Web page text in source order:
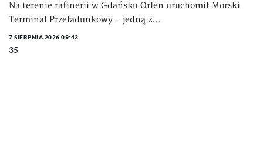
Na terenie rafinerii w Gdańsku Orlen uruchomił Morski
Terminal Przeładunkowy – jedną z...
7 SIERPNIA 2026 09:43
35